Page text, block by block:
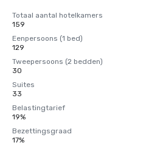
Totaal aantal hotelkamers
159
Eenpersoons (1 bed)
129
Tweepersoons (2 bedden)
30
Suites
33
Belastingtarief
19%
Bezettingsgraad
17%